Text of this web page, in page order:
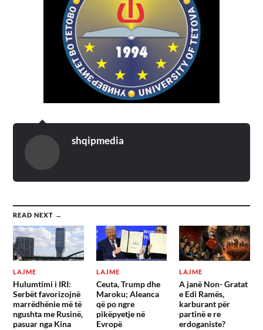
shqipmedia
READ NEXT →
LAJME
Hulumtimi i IRI:
Serbët favorizojnë
marrëdhënie më të
ngushta me Rusinë,
pasuar nga Kina
LAJME
Ceuta, Trump dhe
Maroku; Aleanca
që po ngre
pikëpyetje në
Evropë
LAJME
A janë Non- Gratat
e Edi Ramës,
karburant për
partinë e re
erdoganiste?